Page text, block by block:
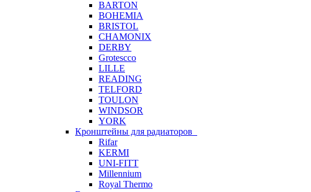
BARTON
BOHEMIA
BRISTOL
CHAMONIX
DERBY
Grotescco
LILLE
READING
TELFORD
TOULON
WINDSOR
YORK
Кронштейны для радиаторов
Rifar
KERMI
UNI-FITT
Millennium
Royal Thermo